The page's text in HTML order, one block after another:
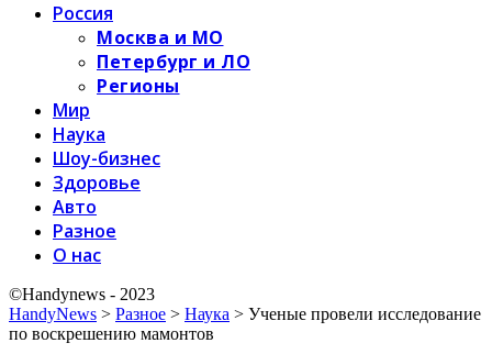
Россия
Москва и МО
Петербург и ЛО
Регионы
Мир
Наука
Шоу-бизнес
Здоровье
Авто
Разное
О нас
©Handynews - 2023
HandyNews > Разное > Наука > Ученые провели исследование
по воскрешению мамонтов